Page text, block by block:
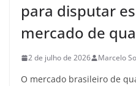
para disputar
mercado de
2 de julho de 2026 Marcelo
O mercado brasileiro de